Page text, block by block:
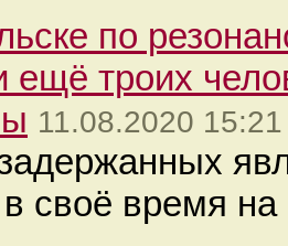
по
ещё троих
11.08.2020 15:21
своё время на